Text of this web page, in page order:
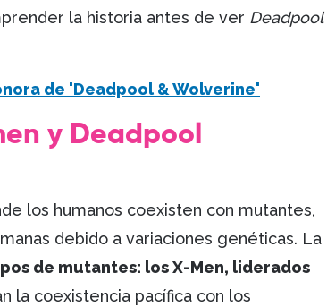
la historia antes de ver Deadpool
de 'Deadpool & Wolverine'
y Deadpool
los humanos coexisten con mutantes,
debido a variaciones genéticas. La
de mutantes: los X-Men, liderados
la coexistencia pacífica con los